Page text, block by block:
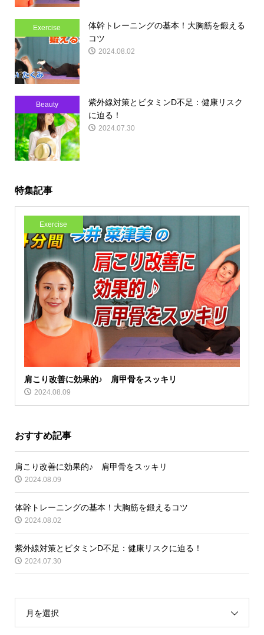
Exercise
体幹トレーニングの基本！大胸筋を鍛える
コツ
2024.08.02
Beauty
紫外線対策とビタミンD不足：健康リスク
に迫る！
2024.07.30
特集記事
Exercise
肩こり改善に効果的♪ 肩甲骨をスッキリ
2024.08.09
おすすめ記事
肩こり改善に効果的♪ 肩甲骨をスッキリ
2024.08.09
体幹トレーニングの基本！大胸筋を鍛えるコツ
2024.08.02
紫外線対策とビタミンD不足：健康リスクに迫る！
2024.07.30
月を選択